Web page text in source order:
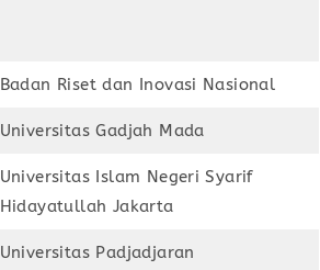
Badan Riset dan Inovasi Nasional
Universitas Gadjah Mada
Universitas Islam Negeri Syarif
Hidayatullah Jakarta
Universitas Padjadjaran